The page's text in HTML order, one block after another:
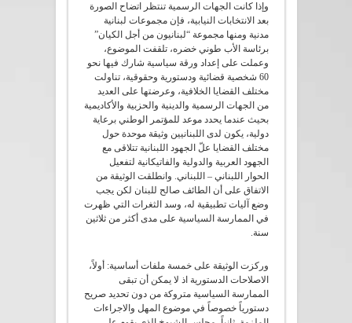
وإذا كانت الجهات الرسمية تنتظر اتضاح الصورة
بعد الانتخابات النيابية، فإن مجموعات لبنانية
مدنية ومنها مجموعة “لبنانيون من أجل الكيان”
برئاسة الأب طوني خضره، تلقفت الموضوع،
وعملت على إعداد ورقة سياسية شارك فيها نحو
60 شخصية قضائية ودستورية وحقوقية، تناولت
مختلف القضايا الخلافية، وعرضتها على العديد
من الجهات الرسمية والدينية والحزبية والأكاديمية
بحيث عندما يحدد موعد للمؤتمر الوطني برعاية
دولية، يكون لدى اللبنانيين وثيقة موحدة حول
مختلف القضايا علّ الجهود اللبنانية تتلاقى مع
الجهود العربية والدولية والفاتيكانية لتفعيل
الحوار اللبناني – اللبناني. وانطلقت الوثيقة من
الاتفاق على أن الطائف صالح للبنان لكن يجب
وضع آليات تطبيقية له، وسد الثغرات التي ظهرت
في الممارسة السياسية على مدى أكثر من ثلاثين
سنة.
وركزت الوثيقة على خمسة ملفات أساسية: أولاً،
الاصلاحات الدستورية اذ لا يمكن أن تبقى
الممارسة السياسية متروكة من دون تحديد صريح
دستورياً خصوصاً في موضوع المهل والاجراءات